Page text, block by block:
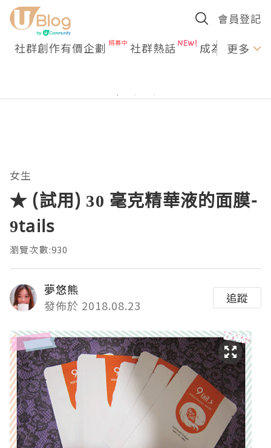
會員登記
社群創作有價企劃 社群熱話 成為U更多
女生
★ (試用) 30 毫克精華液的面膜-
9tails
瀏覽次數:930
夢悠熊
發佈於 2018.08.23
追蹤